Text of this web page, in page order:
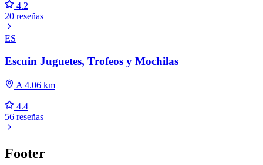
4.2
20 reseñas
ES
Escuin Juguetes, Trofeos y Mochilas
A 4.06 km
4.4
56 reseñas
Footer